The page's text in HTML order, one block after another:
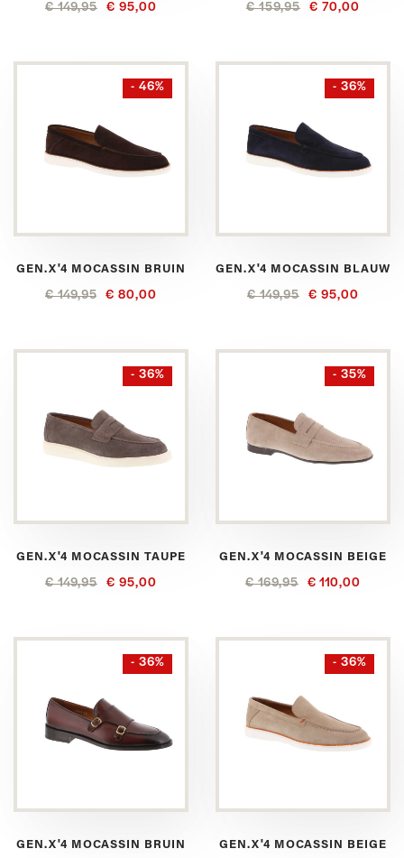
€ 149,95 € 95,00 € 159,95 € 70,00
- 46%
GEN.X'4 MOCASSIN BRUIN
€ 149,95 € 80,00
- 36%
GEN.X'4 MOCASSIN BLAUW
€ 149,95 € 95,00
- 36%
GEN.X'4 MOCASSIN TAUPE
€ 149,95 € 95,00
- 35%
GEN.X'4 MOCASSIN BEIGE
€ 169,95 € 110,00
- 36%
GEN.X'4 MOCASSIN BRUIN
- 36%
GEN.X'4 MOCASSIN BEIGE